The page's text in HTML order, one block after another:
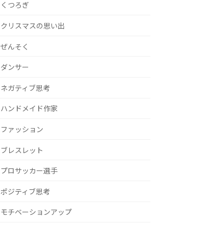
くつろぎ
クリスマスの思い出
ぜんそく
ダンサー
ネガティブ思考
ハンドメイド作家
ファッション
ブレスレット
プロサッカー選手
ポジティブ思考
モチベーションアップ